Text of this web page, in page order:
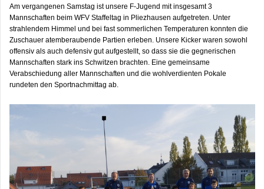
Am vergangenen Samstag ist unsere F-Jugend mit insgesamt 3
Mannschaften beim WFV Staffeltag in Pliezhausen aufgetreten. Unter
strahlendem Himmel und bei fast sommerlichen Temperaturen konnten die
Zuschauer atemberaubende Partien erleben. Unsere Kicker waren sowohl
offensiv als auch defensiv gut aufgestellt, so dass sie die gegnerischen
Mannschaften stark ins Schwitzen brachten. Eine gemeinsame
Verabschiedung aller Mannschaften und die wohlverdienten Pokale
rundeten den Sportnachmittag ab.